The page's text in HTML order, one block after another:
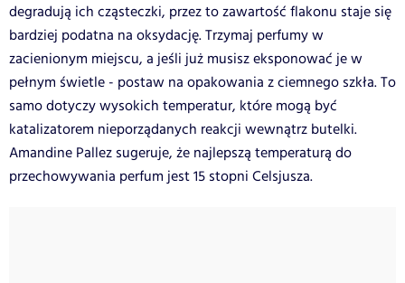
degradują ich cząsteczki, przez to zawartość flakonu staje się
bardziej podatna na oksydację. Trzymaj perfumy w
zacienionym miejscu, a jeśli już musisz eksponować je w
pełnym świetle - postaw na opakowania z ciemnego szkła. To
samo dotyczy wysokich temperatur, które mogą być
katalizatorem nieporządanych reakcji wewnątrz butelki.
Amandine Pallez sugeruje, że najlepszą temperaturą do
przechowywania perfum jest 15 stopni Celsjusza.